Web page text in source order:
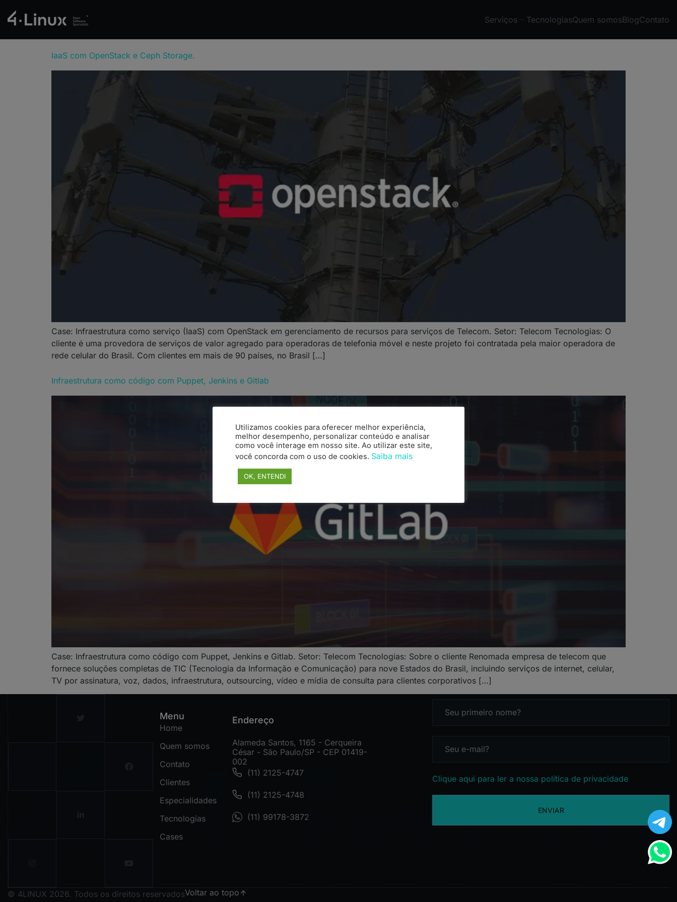
Serviços TecnologiasQuem somosBlogContato
IaaS com OpenStack e Ceph Storage.
Case: Infraestrutura como serviço (IaaS) com OpenStack em gerenciamento de recursos para serviços de Telecom. Setor: Telecom Tecnologias: O
cliente é uma provedora de serviços de valor agregado para operadoras de telefonia móvel e neste projeto foi contratada pela maior operadora de
rede celular do Brasil. Com clientes em mais de 90 países, no Brasil […]
Infraestrutura como código com Puppet, Jenkins e Gitlab
Case: Infraestrutura como código com Puppet, Jenkins e Gitlab. Setor: Telecom Tecnologias: Sobre o cliente Renomada empresa de telecom que
fornece soluções completas de TIC (Tecnologia da Informação e Comunicação) para nove Estados do Brasil, incluindo serviços de internet, celular,
TV por assinatura, voz, dados, infraestrutura, outsourcing, vídeo e mídia de consulta para clientes corporativos […]
Menu
Home
Quem somos
Contato
Clientes
Especialidades
Tecnologias
Cases
Endereço
Alameda Santos, 1165 - Cerqueira
César - São Paulo/SP - CEP 01419-
002
(11) 2125-4747
(11) 2125-4748
(11) 99178-3872
Clique aqui para ler a nossa política de privacidade
ENVIAR
© 4LINUX 2026. Todos os direitos reservadosVoltar ao topo
Utilizamos cookies para oferecer melhor experiência,
melhor desempenho, personalizar conteúdo e analisar
como você interage em nosso site. Ao utilizar este site,
você concorda com o uso de cookies. Saiba mais
OK, ENTENDI